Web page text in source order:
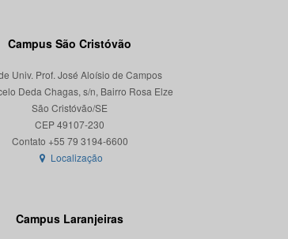
Campus São Cristóvão
Univ. Prof. José Aloísio de Campos
Deda Chagas, s/n, Bairro Rosa Elze
São Cristóvão/SE
CEP 49107-230
Localização
Campus Laranjeiras